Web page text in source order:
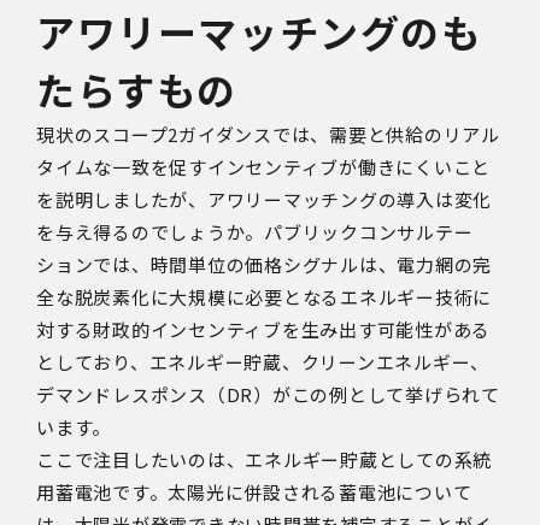
アワリーマッチングのも
たらすもの
現状のスコープ2ガイダンスでは、需要と供給のリアル
タイムな一致を促すインセンティブが働きにくいこと
を説明しましたが、アワリーマッチングの導入は変化
を与え得るのでしょうか。パブリックコンサルテー
ションでは、時間単位の価格シグナルは、電力網の完
全な脱炭素化に大規模に必要となるエネルギー技術に
対する財政的インセンティブを生み出す可能性がある
としており、エネルギー貯蔵、クリーンエネルギー、
デマンドレスポンス（DR）がこの例として挙げられて
います。
ここで注目したいのは、エネルギー貯蔵としての系統
用蓄電池です。太陽光に併設される蓄電池について